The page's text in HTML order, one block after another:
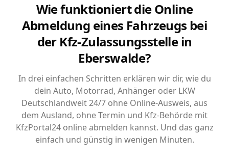
Wie funktioniert die Online
Abmeldung eines Fahrzeugs bei
der Kfz-Zulassungsstelle in
Eberswalde?
In drei einfachen Schritten erklären wir dir, wie du
dein Auto, Motorrad, Anhänger oder LKW
Deutschlandweit 24/7 ohne Online-Ausweis, aus
dem Ausland, ohne Termin und Kfz-Behörde mit
KfzPortal24 online abmelden kannst. Und das ganz
einfach und günstig in wenigen Minuten.